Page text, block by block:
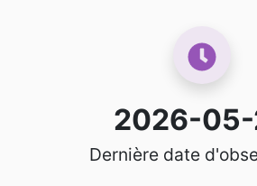
2026-
Dernière date